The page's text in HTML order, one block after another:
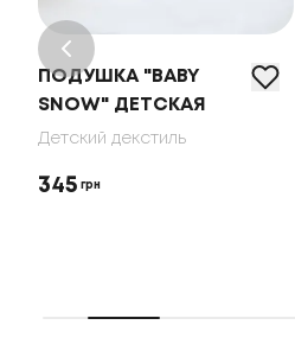
ПОДУШКА "BABY
SNOW" ДЕТСКАЯ
Детский декстиль
345 грн